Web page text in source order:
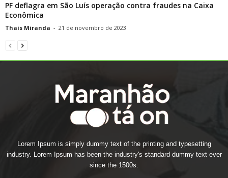
PF deflagra em São Luís operação contra fraudes na Caixa
Econômica
Thais Miranda - 21 de novembro de 2023
Lorem Ipsum is simply dummy text of the printing and typesetting
industry. Lorem Ipsum has been the industry's standard dummy text ever
since the 1500s.